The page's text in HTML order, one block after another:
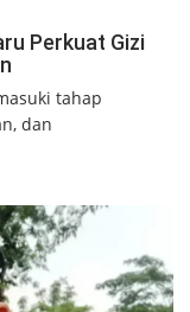
Perkuat Gizi
tahap
dan